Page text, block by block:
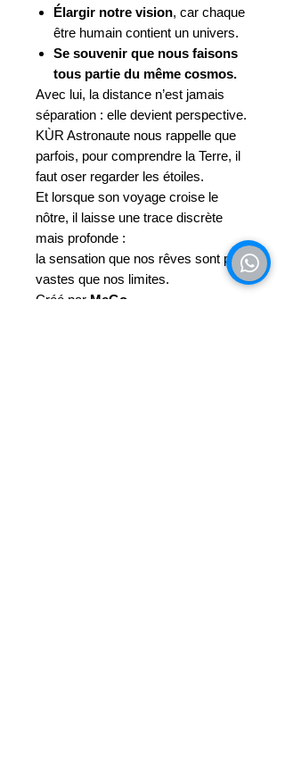
Élargir notre vision, car chaque
être humain contient un univers.
Se souvenir que nous faisons
tous partie du même cosmos.
Avec lui, la distance n’est jamais
séparation : elle devient perspective.
KÙR Astronaute nous rappelle que
parfois, pour comprendre la Terre, il
faut oser regarder les étoiles.
Et lorsque son voyage croise le
nôtre, il laisse une trace discrète
mais profonde :
la sensation que nos rêves sont plus
vastes que nos limites.
Créé par MeGo